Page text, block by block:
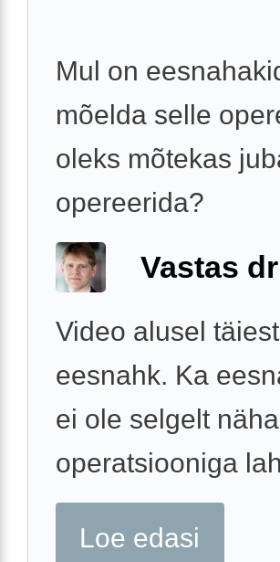
Mul on
mõelda selle
oleks mõtekas
opereerida?
Vastas
Video alusel
eesnahk. Ka
ei ole selgelt
operatsiooniga
Loe edasi